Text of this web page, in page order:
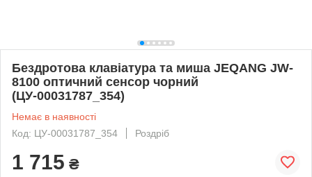
Бездротова клавіатура та миша JEQANG JW-
8100 оптичний сенсор чорний
(ЦУ-00031787_354)
Немає в наявності
Код: ЦУ-00031787_354
Роздріб
1 715 ₴